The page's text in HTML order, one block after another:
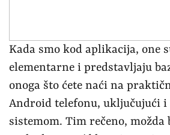
Kada smo kod aplikacija, one
elementarne i predstavljaju
onoga što ćete naći na
Android telefonu, uključujući i
sistemom. Tim rečeno, možda